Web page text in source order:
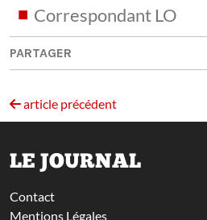
Correspondant LO
PARTAGER
article précédent
LE JOURNAL
Contact
Mentions Légales